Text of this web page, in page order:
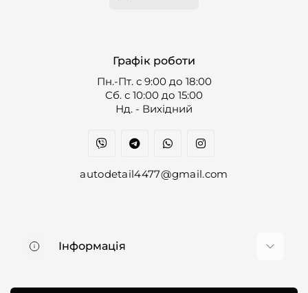
Графік роботи
Пн.-Пт. с 9:00 до 18:00
Cб. с 10:00 до 15:00
Нд. - Вихідний
autodetail4477@gmail.com
Інформація